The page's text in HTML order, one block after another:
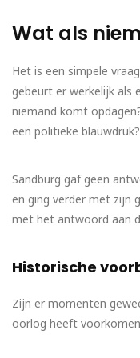
Wat als
Het is een simpele
gebeurt er werkelijk als
niemand komt
een politieke blauwdruk?
Sandburg gaf geen
en ging verder met zijn
met het antwoord aan
Historische
Zijn er momenten
oorlog heeft